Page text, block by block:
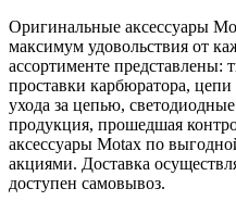
Оригинальные аксессуары
максимум удовольствия от
ассортименте
проставки карбюратора,
ухода за цепью,
продукция, прошедшая
аксессуары Motax по
акциями. Доставка
доступен самовывоз.